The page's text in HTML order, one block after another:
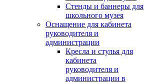
Стенды и баннеры для
школьного музея
Оснащение для кабинета
руководителя и
администрации
Кресла и стулья для
кабинета
руководителя и
администрации в